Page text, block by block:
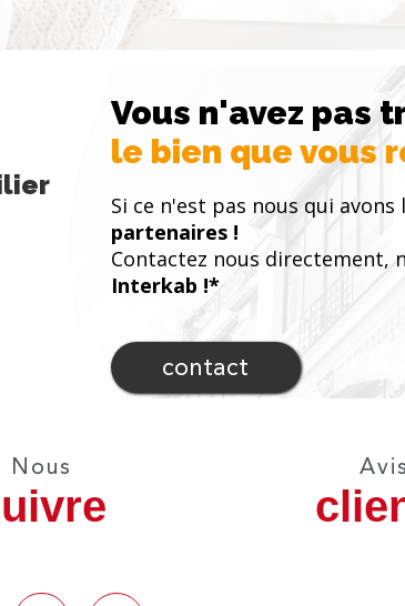
Vous n'avez pas
le bien que vous
Si ce n'est pas nous qui
partenaires !
Contactez nous directement,
Interkab !*
contact
Nous Avis